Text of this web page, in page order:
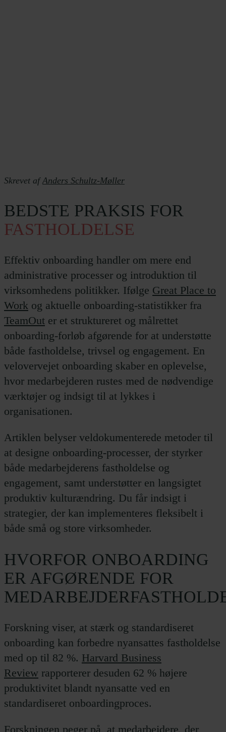
Skrevet afAnders Schultz-Møller
BEDSTE PRAKSIS FOR
FASTHOLDELSE
Effektiv onboarding handler om mere end
administrative processer og introduktion til
virksomhedens politikker. Ifølge Great Place to
Work og aktuelle onboarding-statistikker fra
TeamOut er et struktureret og målrettet
onboarding-forløb afgørende for at understøtte
både fastholdelse, trivsel og engagement. En
velovervejet onboarding skaber en oplevelse,
hvor medarbejderen rustes med de nødvendige
værktøjer og indsigt til at lykkes i
organisationen.
Artiklen belyser veldokumenterede metoder til
at designe onboarding-processer, der styrker
både medarbejderens fastholdelse og
engagement, samt understøtter en langsigtet
produktiv kulturændring. Du får indsigt i
strategier, der kan implementeres fleksibelt i
både små og store virksomheder.
HVORFOR ONBOARDING
ER AFGØRENDE FOR
Forskning viser, at stærk og standardiseret
onboarding kan forbedre nyansattes fastholdelse
med op til 82 %. Harvard Business
Review rapporterer desuden 62 % højere
produktivitet blandt nyansatte ved en
standardiseret onboardingproces.
Forskningen peger på, at medarbejdere, der